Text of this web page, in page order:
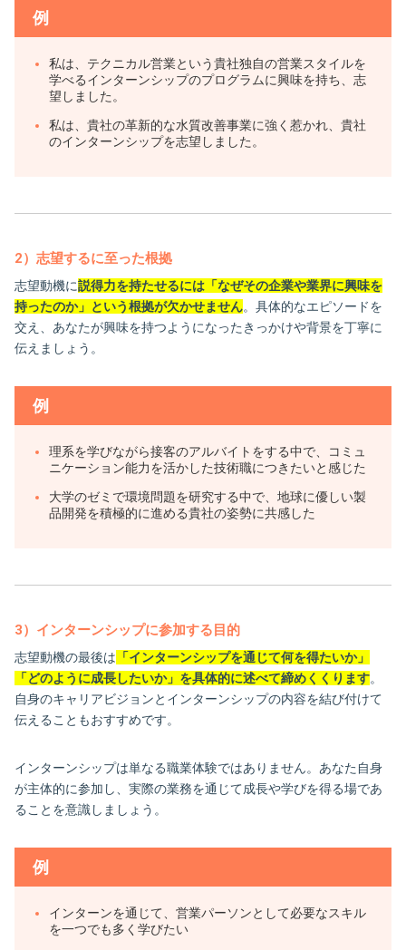
例
私は、テクニカル営業という貴社独自の営業スタイルを
学べるインターンシップのプログラムに興味を持ち、志
望しました。
私は、貴社の革新的な水質改善事業に強く惹かれ、貴社
のインターンシップを志望しました。
2）志望するに至った根拠
志望動機に説得力を持たせるには「なぜその企業や業界に興味を
持ったのか」という根拠が欠かせません。具体的なエピソードを
交え、あなたが興味を持つようになったきっかけや背景を丁寧に
伝えましょう。
例
理系を学びながら接客のアルバイトをする中で、コミュ
ニケーション能力を活かした技術職につきたいと感じた
大学のゼミで環境問題を研究する中で、地球に優しい製
品開発を積極的に進める貴社の姿勢に共感した
3）インターンシップに参加する目的
志望動機の最後は 「インターンシップを通じて何を得たいか」
「どのように成長したいか」を具体的に述べて締めくくります。
自身のキャリアビジョンとインターンシップの内容を結び付けて
伝えることもおすすめです。
インターンシップは単なる職業体験ではありません。あなた自身
が主体的に参加し、実際の業務を通じて成長や学びを得る場であ
ることを意識しましょう。
例
インターンを通じて、営業パーソンとして必要なスキル
を一つでも多く学びたい